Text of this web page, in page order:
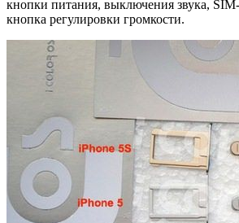
кнопки питания, выключения звука,
кнопка регулировки громкости.